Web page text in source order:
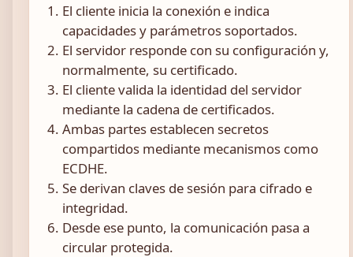
El cliente inicia la conexión e indica
capacidades y parámetros soportados.
El servidor responde con su configuración y,
normalmente, su certificado.
El cliente valida la identidad del servidor
mediante la cadena de certificados.
Ambas partes establecen secretos
compartidos mediante mecanismos como
ECDHE.
Se derivan claves de sesión para cifrado e
integridad.
Desde ese punto, la comunicación pasa a
circular protegida.